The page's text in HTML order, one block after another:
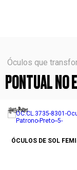
Óculos que
PONTUAL NO
ÓCULOS DE SOL